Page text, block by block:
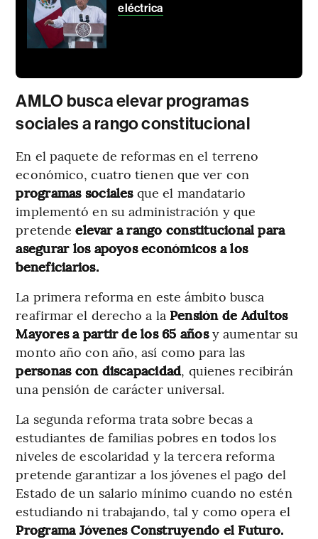
eléctrica
AMLO busca elevar programas
sociales a rango constitucional
En el paquete de reformas en el terreno
económico, cuatro tienen que ver con
programas socialesque el mandatario
implementó en su administración y que
pretendeelevar a rango constitucional para
asegurar los apoyos económicos a los
beneficiarios.
La primera reforma en este ámbito busca
reafirmar el derecho a la Pensión de Adultos
Mayores a partir de los 65 añosy aumentar su
monto año con año, así como para las
personas con discapacidad, quienes recibirán
una pensión de carácter universal.
La segunda reforma trata sobre becas a
estudiantes de familias pobres en todos los
niveles de escolaridad y la tercera reforma
pretende garantizar a los jóvenes el pago del
Estado de un salario mínimo cuando no estén
estudiando ni trabajando, tal y como opera el
Programa Jóvenes Construyendo el Futuro.